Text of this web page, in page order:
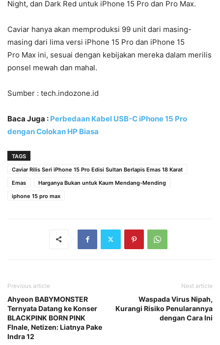
Night, dan Dark Red untuk iPhone 15 Pro dan Pro Max.
Caviar hanya akan memproduksi 99 unit dari masing-
masing dari lima versi iPhone 15 Pro dan iPhone 15
Pro Max ini, sesuai dengan kebijakan mereka dalam merilis
ponsel mewah dan mahal.
Sumber : tech.indozone.id
Baca Juga : Perbedaan Kabel USB-C iPhone 15 Pro
dengan Colokan HP Biasa
TAGS
Caviar Rilis Seri iPhone 15 Pro Edisi Sultan Berlapis Emas 18 Karat
Emas
Harganya Bukan untuk Kaum Mendang-Mending
iphone 15 pro max
Previous article
Ahyeon BABYMONSTER
Ternyata Datang ke Konser
BLACKPINK BORN PINK
FInale, Netizen: Liatnya Pake
Indra 12
Next article
Waspada Virus Nipah,
Kurangi Risiko Penularannya
dengan Cara Ini